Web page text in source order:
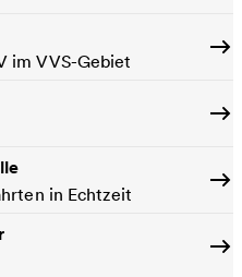
im VVS-Gebiet
in Echtzeit